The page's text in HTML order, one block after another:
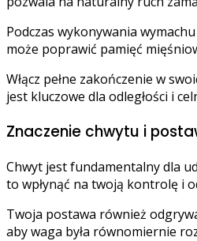
Podczas wykonywania
może poprawić pamięć
Włącz pełne zakończenie w
jest kluczowe dla odległości i
Znaczenie chwytu i
Chwyt jest fundamentalny dla
to wpłynąć na twoją kontrolę i
Twoja postawa również
aby waga była równomiernie